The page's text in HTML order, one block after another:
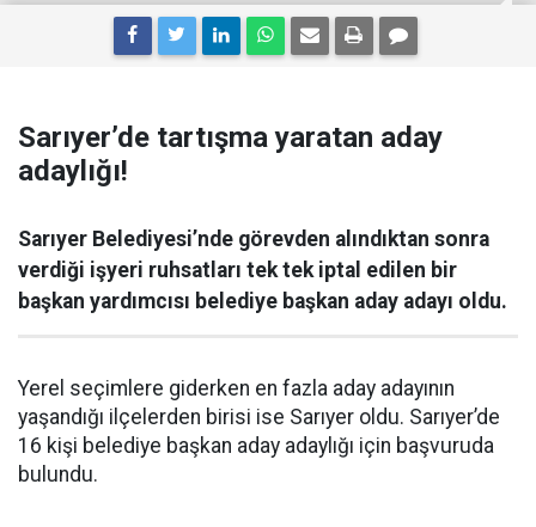
Sarıyer’de tartışma yaratan aday
adaylığı!
Sarıyer Belediyesi’nde görevden alındıktan sonra
verdiği işyeri ruhsatları tek tek iptal edilen bir
başkan yardımcısı belediye başkan aday adayı oldu.
Yerel seçimlere giderken en fazla aday adayının
yaşandığı ilçelerden birisi ise Sarıyer oldu. Sarıyer’de
16 kişi belediye başkan aday adaylığı için başvuruda
bulundu.